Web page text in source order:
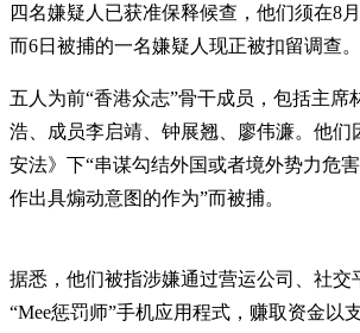
四名嫌疑人已获准保释候查，他们须在8
而6日被捕的一名嫌疑人现正被扣留调查。
五人为前“香港众志”骨干成员，包括主席
浩、成员李启靖、钟展翘、廖伟濂。他们
安法》下“串谋勾结外国或者境外势力危
作出具煽动意图的作为”而被捕。
据悉，他们被指涉嫌通过营运公司、社交
“Mee惩罚师”手机应用程式，赚取资金以